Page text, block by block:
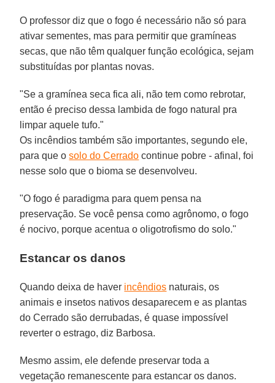
O professor diz que o fogo é necessário não só para
ativar sementes, mas para permitir que gramíneas
secas, que não têm qualquer função ecológica, sejam
substituídas por plantas novas.
"Se a gramínea seca fica ali, não tem como rebrotar,
então é preciso dessa lambida de fogo natural pra
limpar aquele tufo."
Os incêndios também são importantes, segundo ele,
para que osolo do Cerrado continue pobre - afinal, foi
nesse solo que o bioma se desenvolveu.
"O fogo é paradigma para quem pensa na
preservação. Se você pensa como agrônomo, o fogo
é nocivo, porque acentua o oligotrofismo do solo."
Estancar os danos
Quando deixa de haver incêndios naturais, os
animais e insetos nativos desaparecem e as plantas
do Cerrado são derrubadas, é quase impossível
reverter o estrago, diz Barbosa.
Mesmo assim, ele defende preservar toda a
vegetação remanescente para estancar os danos.